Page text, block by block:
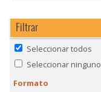
Filtrar
Seleccionar todos
Seleccionar ninguno
Formato